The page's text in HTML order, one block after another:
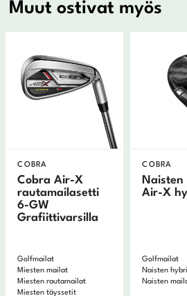
Muut ostivat myös
COBRA
Cobra Air-X
rautamailasetti
6-GW
Grafiittivarsilla
Golfmailat
Miesten mailat
Miesten rautamailat
Miesten täyssetit
COBRA
Naisten
Air-X
Golfmailat
Naisten
Naisten